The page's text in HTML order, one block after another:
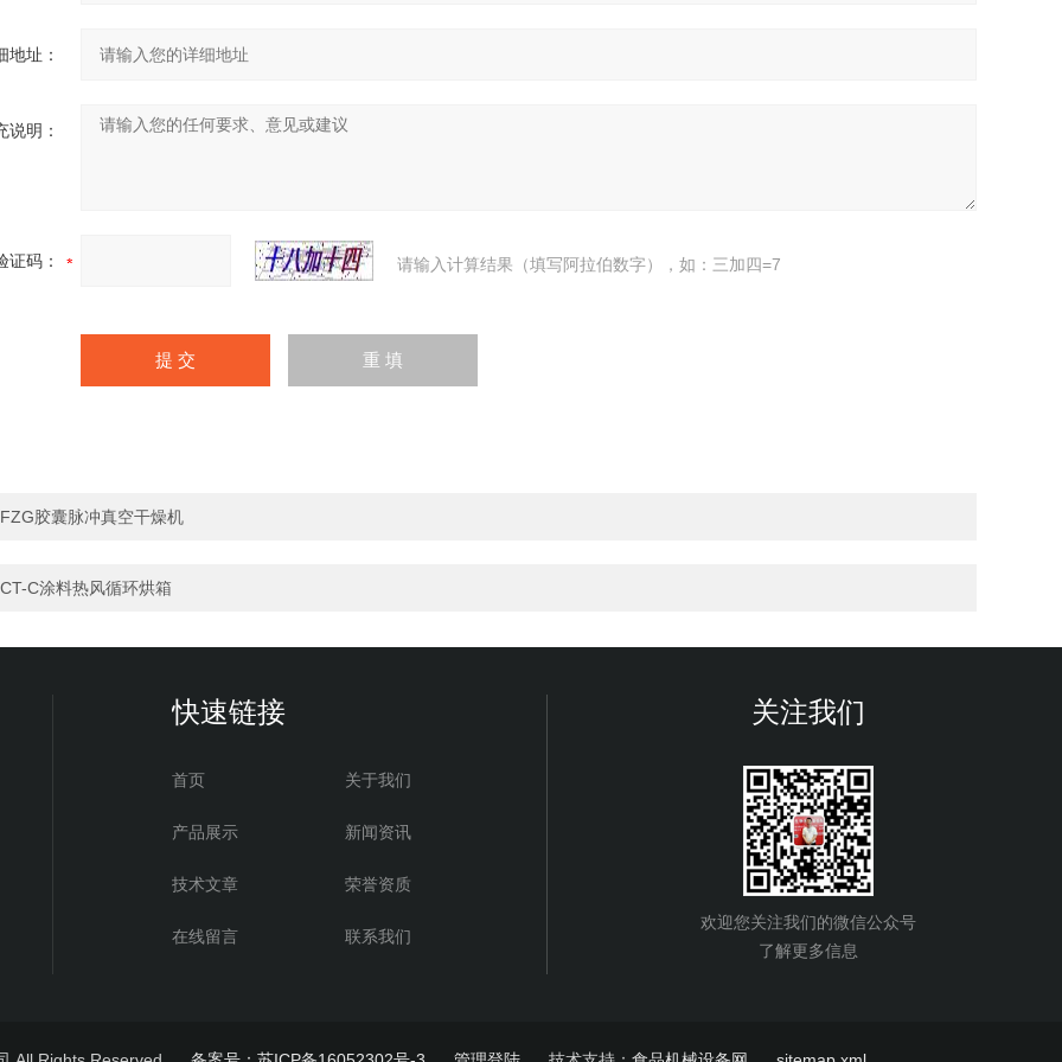
地址：
说明：
证码： 请输入计算结果（填写阿拉伯数字），如：三加四=7
FZG胶囊脉冲真空干燥机
CT-C涂料热风循环烘箱
快速链接
首页 关于我们
产品展示 新闻资讯
技术文章 荣誉资质
在线留言 联系我们
关注我们
欢迎您关注我们的微信公众号
了解更多信息